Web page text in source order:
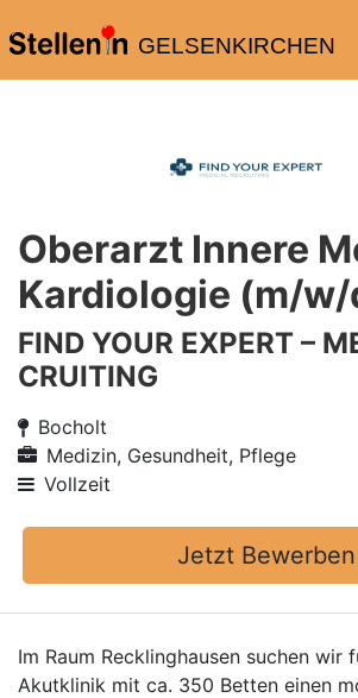
GELSENKIRCHEN
Oberarzt Innere
Kardiologie (m/w/
FIND YOUR EXPERT –
CRUITING
Bocholt
Medizin, Gesundheit, Pflege
Vollzeit
Jetzt Bewerben
Im Raum Recklinghausen suchen wir
Akutklinik mit ca. 350 Betten einen